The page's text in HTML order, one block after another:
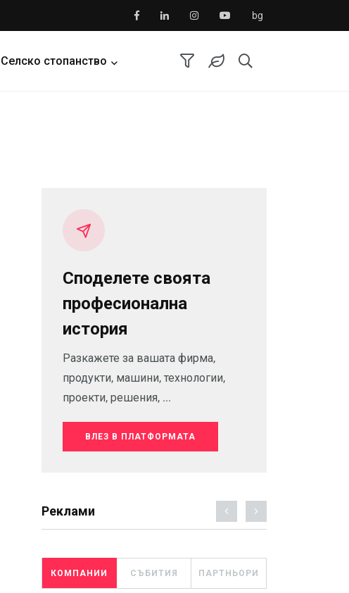
bg
Селско стопанство
Споделете своята
професионална
история
Разкажете за вашата фирма,
продукти, машини, технологии,
проекти, решения, ...
ВЛЕЗ В ПЛАТФОРМАТА
Реклами
КОМПАНИИ СЪБИТИЯ ПАРТНЬОРИ